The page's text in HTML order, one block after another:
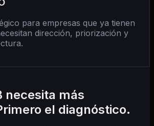
para empresas que ya tienen
dirección, priorización y
necesita más
el diagnóstico.